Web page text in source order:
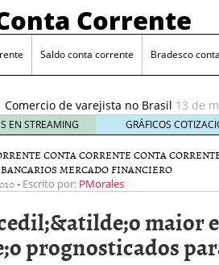
Corrente
Saldo conta corrente Bradesco
Comercio de varejista no Brasil 13 de
Conta Salario BRB
5 de outubro de
Conta Universitaria BRB
Conta Eletrônica BRB 4 de outubro de
Aprenda limitar o uso de seu cartão de
EN STREAMING GRÁFICOS
CONTA CORRENTE CONTA
MERCADO FINANCIERO
- Escrito por: PMorales
maior
prognosticados